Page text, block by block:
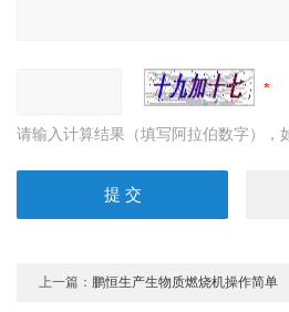
请输入计算结果（填写阿拉伯数字），
上一篇： 鹏恒生产生物质燃烧机操作简单